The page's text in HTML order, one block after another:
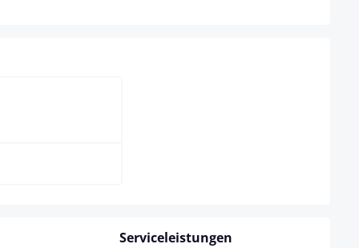
Serviceleistungen